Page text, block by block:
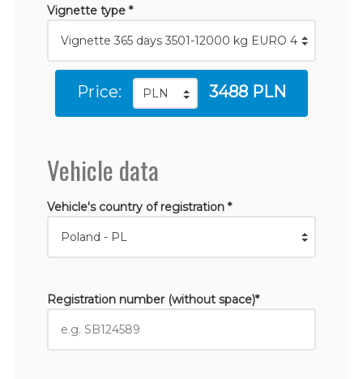
Vignette type *
Price: 3488 PLN
Vehicle data
Vehicle's country of registration *
Registration number (without space)*